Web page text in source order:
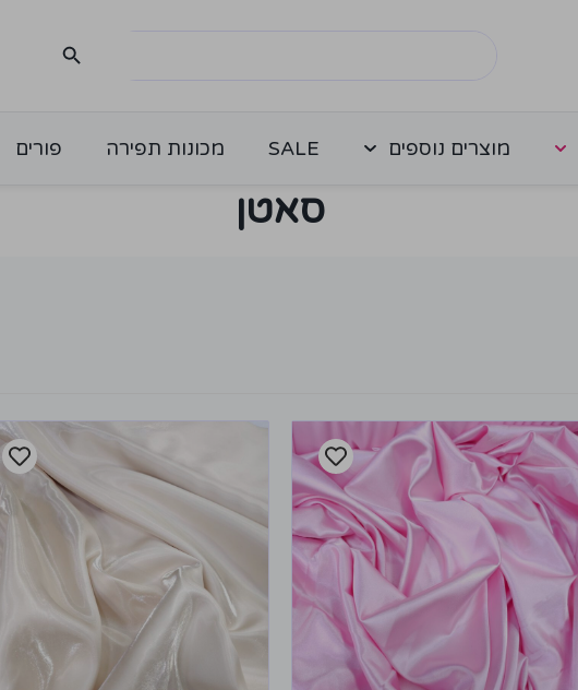
מוצרים נוספים SALE מכונות תפירה פורים
סאטן